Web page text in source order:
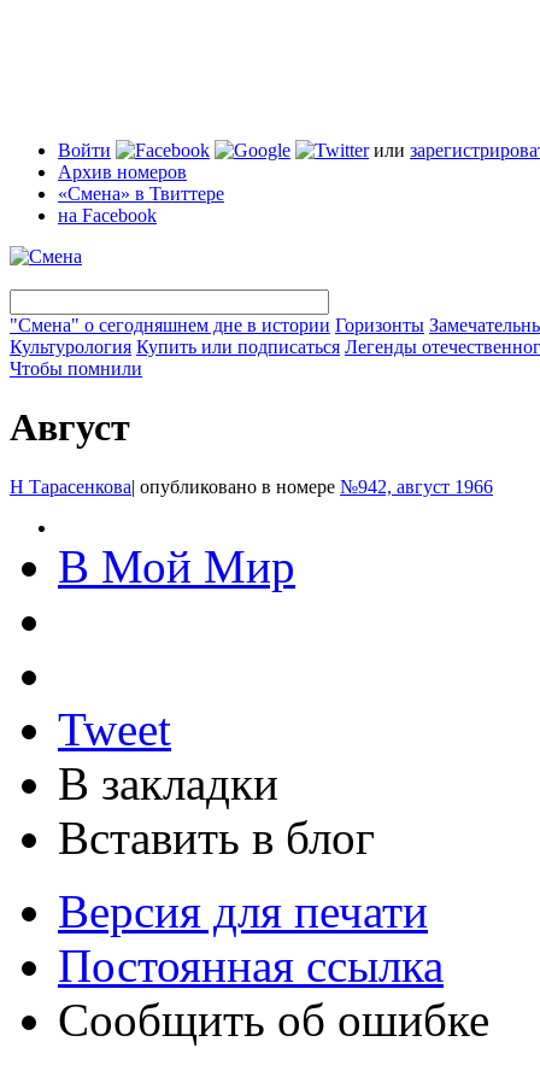
Войти или
Архив номеров
«Смена» в Твиттере
на Facebook
"Смена" о сегодняшнем дне в истории Горизонты
Культурология Купить или подписаться Легенды
Чтобы помнили
Август
Н Тарасенкова| опубликовано в номере №942, август 1966
В Мой Мир
Tweet
В закладки
Вставить в блог
Версия для печати
Постоянная ссылка
Сообщить об ошибке